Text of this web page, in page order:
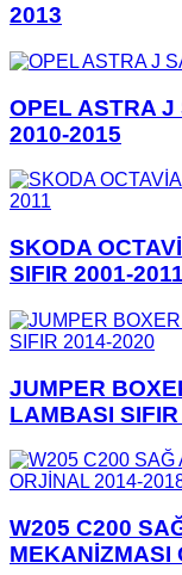
2013
OPEL ASTRA J
2010-2015
SKODA
SIFIR 2001-2011
JUMPER
LAMBASI
W205 C200
MEKANİZMASI